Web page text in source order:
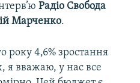
Радіо Свобода
Марченко.
року 4,6% зростання
я вважаю, у нас все